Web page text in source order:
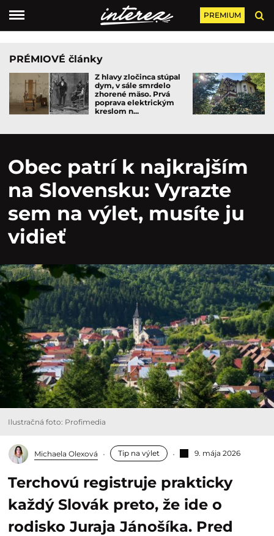
PREMIUM
PRÉMIOVÉ články
Z hlavy zločinca stúpal
dym, v sále smrdelo
zhorené mäso. Prvá
poprava elektrickým
kreslom n...
Obec patrí k najkrajším
na Slovensku: Vyrazte
sem na výlet, musíte ju
vidieť
Ilustračná foto: Profimedia
Michaela Olexová Tip na výlet 9. mája 2026
Terchovú registruje prakticky
každý Slovák preto, že ide o
rodisko Juraja Jánošíka. Pred